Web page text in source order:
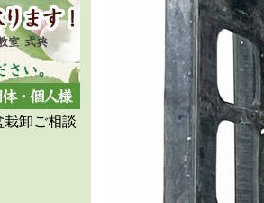
卸ご相談